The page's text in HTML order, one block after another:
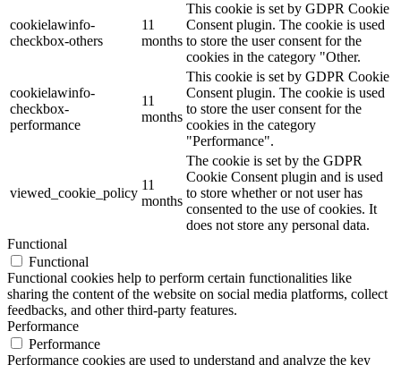
cookielawinfo-
checkbox-others
11
months
This cookie is set by GDPR Cookie
Consent plugin. The cookie is used
to store the user consent for the
cookies in the category "Other.
cookielawinfo-
checkbox-
performance
11
months
This cookie is set by GDPR Cookie
Consent plugin. The cookie is used
to store the user consent for the
cookies in the category
"Performance".
viewed_cookie_policy
11
months
The cookie is set by the GDPR
Cookie Consent plugin and is used
to store whether or not user has
consented to the use of cookies. It
does not store any personal data.
Functional
Functional
Functional cookies help to perform certain functionalities like
sharing the content of the website on social media platforms, collect
feedbacks, and other third-party features.
Performance
Performance
Performance cookies are used to understand and analyze the key